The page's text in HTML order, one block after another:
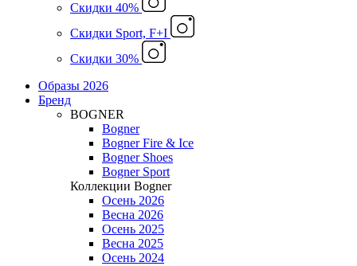
Скидки 40%
Скидки Sport, F+I
Скидки 30%
Образы 2026
Бренд
BOGNER
Bogner
Bogner Fire & Ice
Bogner Shoes
Bogner Sport
Коллекции Bogner
Осень 2026
Весна 2026
Осень 2025
Весна 2025
Осень 2024